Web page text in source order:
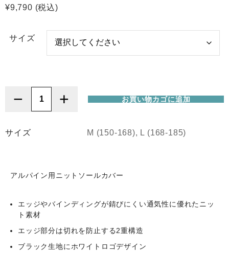
¥9,790 (税込)
サイズ
−
Kessler
Boardcover
個
+ お買い物カゴに追加
サイズ M (150-168), L (168-185)
アルパイン用ニットソールカバー
エッジやバインディングが錆びにくい通気性に優れたニッ
ト素材
エッジ部分は切れを防止する2重構造
ブラック生地にホワイトロゴデザイン